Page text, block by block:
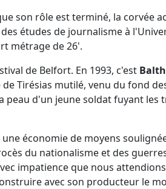
son rôle est terminé, la corvée
études de journalisme à
métrage de 26'.
de Belfort. En 1993, c'est
Tirésias mutilé, venu du fond
peau d'un jeune soldat fuyant les
économie de moyens
du nationalisme et des
impatience que nous
avec son producteur le